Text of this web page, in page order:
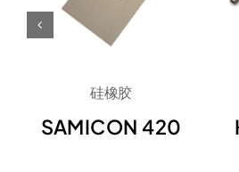
硅橡胶
SAMICON 420